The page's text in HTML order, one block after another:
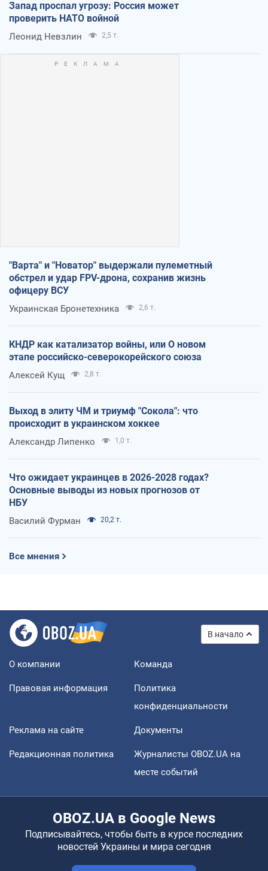
Запад проспал угрозу: Россия может
проверить НАТО войной
Леонид Невзлин 2,5 т.
"Варта" и "Новатор" выдержали пулеметный
обстрел и удар FPV-дрона, сохранив жизнь
офицеру ВСУ
Украинская Бронетехника 2,6 т.
КНДР как катализатор войны, или О новом
этапе российско-северокорейского союза
Алексей Кущ 2,8 т.
Выход в элиту ЧМ и триумф "Сокола": что
происходит в украинском хоккее
Александр Липенко 1,0 т.
Что ожидает украинцев в 2026-2028 годах?
Основные выводы из новых прогнозов от
НБУ
Василий Фурман 20,2 т.
Все мнения
В начало
О компании Команда
Правовая информация
Политика
конфиденциальности
Реклама на сайте Документы
Редакционная политика
Журналисты OBOZ.UA на
месте событий
OBOZ.UA в Google News
Подписывайтесь, чтобы быть в курсе последних
новостей Украины и мира сегодня